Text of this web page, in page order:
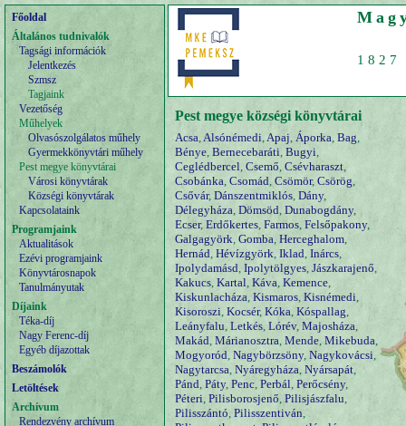
Főoldal
Általános tudnivalók
Tagsági információk
Jelentkezés
Szmsz
Tagjaink
Vezetőség
Műhelyek
Olvasószolgálatos műhely
Gyermekkönyvtári műhely
Pest megye könyvtárai
Városi könyvtárak
Községi könyvtárak
Kapcsolataink
Programjaink
Aktualitások
Ezévi programjaink
Könyvtárosnapok
Tanulmányutak
Díjaink
Téka-díj
Nagy Ferenc-díj
Egyéb díjazottak
Beszámolók
Letöltések
Archívum
Rendezvény archívum
Pest megye községi könyvtárai
Acsa,Alsónémedi,Apaj, Áporka, Bag,
Bénye, Bernecebaráti, Bugyi,
Ceglédbercel, Csemő, Csévharaszt,
Csobánka, Csomád, Csömör, Csörög,
Csővár, Dánszentmiklós, Dány,
Délegyháza, Dömsöd, Dunabogdány,
Ecser, Erdőkertes, Farmos, Felsőpakony,
Galgagyörk, Gomba, Herceghalom,
Hernád, Hévízgyörk, Iklad, Inárcs,
Ipolydamásd, Ipolytölgyes, Jászkarajenő,
Kakucs, Kartal, Káva, Kemence,
Kiskunlacháza, Kismaros, Kisnémedi,
Kisoroszi, Kocsér, Kóka, Kóspallag,
Leányfalu, Letkés, Lórév, Majosháza,
Makád, Márianosztra, Mende, Mikebuda,
Mogyoród, Nagybörzsöny, Nagykovácsi,
Nagytarcsa, Nyáregyháza, Nyársapát,
Pánd, Páty, Penc, Perbál, Perőcsény,
Péteri, Pilisborosjenő, Pilisjászfalu,
Pilisszántó, Pilisszentiván,